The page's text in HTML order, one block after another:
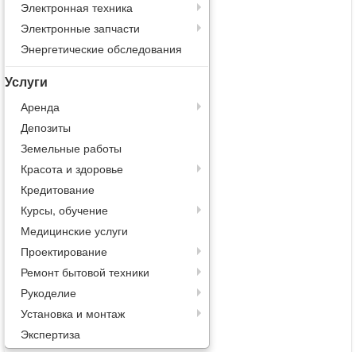
Электронная техника
Электронные запчасти
Энергетические обследования
Услуги
Аренда
Депозиты
Земельные работы
Красота и здоровье
Кредитование
Курсы, обучение
Медицинские услуги
Проектирование
Ремонт бытовой техники
Рукоделие
Установка и монтаж
Экспертиза